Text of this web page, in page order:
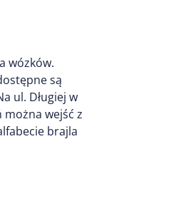
wózków.
są
ul. Długiej w
wejść z
brajla